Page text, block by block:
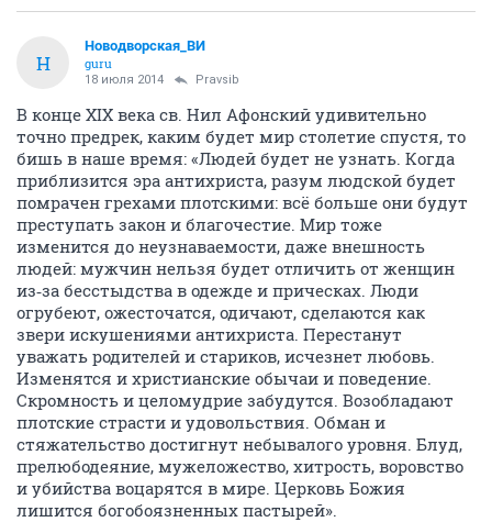
Н
Новодворcкая_ВИ
guru
18 июля 2014 Pravsib
В конце XIX века св. Нил Афонский удивительно
точно предрек, каким будет мир столетие спустя, то
бишь в наше время: «Людей будет не узнать. Когда
приблизится эра антихриста, разум людской будет
помрачен грехами плотскими: всё больше они будут
преступать закон и благочестие. Мир тоже
изменится до неузнаваемости, даже внешность
людей: мужчин нельзя будет отличить от женщин
из‑за бесстыдства в одежде и прическах. Люди
огрубеют, ожесточатся, одичают, сделаются как
звери искушениями антихриста. Перестанут
уважать родителей и стариков, исчезнет любовь.
Изменятся и христианские обычаи и поведение.
Скромность и целомудрие забудутся. Возобладают
плотские страсти и удовольствия. Обман и
стяжательство достигнут небывалого уровня. Блуд,
прелюбодеяние, мужеложество, хитрость, воровство
и убийства воцарятся в мире. Церковь Божия
лишится богобоязненных пастырей».